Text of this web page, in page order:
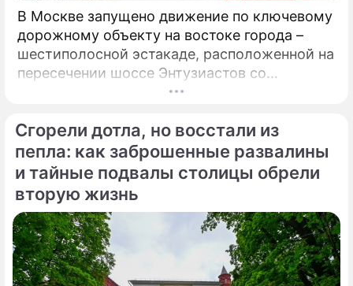
В Москве запущено движение по ключевому
дорожному объекту на востоке города –
шестиполосной эстакаде, расположенной на
пересечении шоссе Энтузиастов со
Свободным проспектом и Большим
открытия принял участие мэр Москвы
Сергей Собянин, который подчеркнул
стратегическую важность новой развязки
для разгрузки одного из самых проблемных
участков магистрали.
Сгорели дотла, но восстали из
пепла: как заброшенные развалины
и тайные подвалы столицы обрели
вторую жизнь